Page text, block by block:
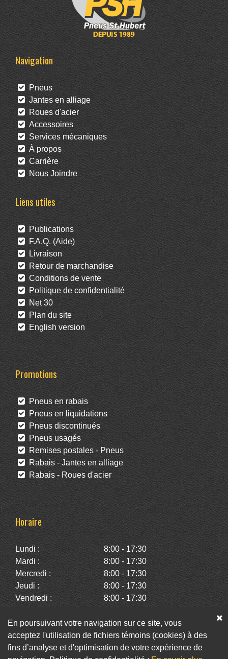
Navigation
Pneus
Jantes en alliage
Roues d'acier
Accessoires
Services mécaniques
À propos
Carrière
Nous Joindre
Liens utiles
Publications
F.A.Q. (Aide)
Livraison
Retour de marchandise
Conditions de vente
Politique de confidentialité
Net 30
Plan du site
English version
Promotions
Pneus en rabais
Pneus en liquidations
Pneus discontinués
Pneus usagés
Remises postales - Pneus
Rabais - Jantes en alliage
Rabais - Roues d'acier
Horaire
Lundi :
8:00 - 17:30
Mardi :
8:00 - 17:30
Mercredi :
8:00 - 17:30
Jeudi :
8:00 - 17:30
Vendredi :
8:00 - 17:30
Dimanche :
Fermé
Facebook Twitter Infolettre
En poursuivant votre navigation sur ce site, vous
acceptez l'utilisation de fichiers témoins (cookies) à des
fins d’analyse et d'optimisation de votre expérience de